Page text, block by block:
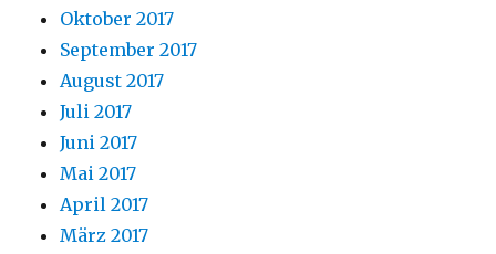
Oktober 2017
September 2017
August 2017
Juli 2017
Juni 2017
Mai 2017
April 2017
März 2017